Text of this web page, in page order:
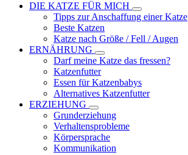
DIE KATZE FÜR MICH
Tipps zur Anschaffung einer Katze
Beste Katzen
Katze nach Größe / Fell / Augen
ERNÄHRUNG
Darf meine Katze das fressen?
Katzenfutter
Essen für Katzenbabys
Alternatives Katzenfutter
ERZIEHUNG
Grunderziehung
Verhaltensprobleme
Körpersprache
Kommunikation